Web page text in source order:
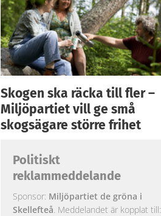
Skogen ska räcka till fler –
Miljöpartiet vill ge små
skogsägare större frihet
Politiskt
reklammeddelande
Sponsor: Miljöpartiet de gröna i
Skellefteå. Meddelandet är kopplat till: